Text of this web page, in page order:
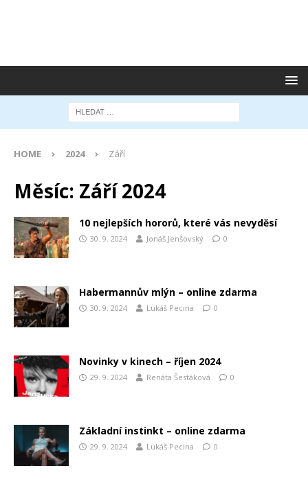
HOME 2024 Září
Měsíc: Září 2024
10 nejlepších hororů, které vás nevyděsí
30. 9. 2024 Jonáš Jenšovský 0
Habermannův mlýn – online zdarma
30. 9. 2024 Lukáš Pecina 0
Novinky v kinech – říjen 2024
29. 9. 2024 Renáta Šestáková 0
Základní instinkt – online zdarma
29. 9. 2024 Lukáš Pecina 0